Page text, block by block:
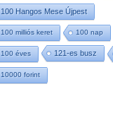
100 Hangos Mese Újpest
100 milliós keret 100 nap
100 éves 121-es busz
10000 forint